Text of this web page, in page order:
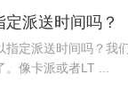
派送时间吗？
指定派送时间吗？我
像卡派或者LT ...